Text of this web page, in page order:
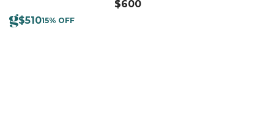
$600
$51015% OFF